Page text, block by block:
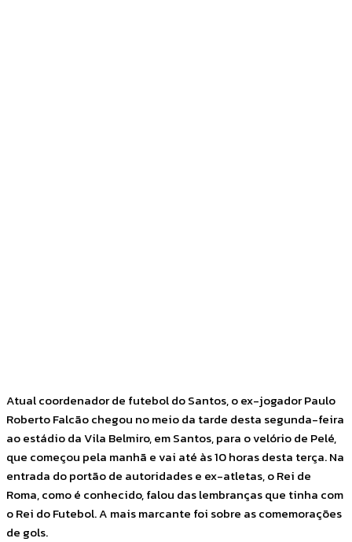
Atual coordenador de futebol do Santos, o ex-jogador Paulo
Roberto Falcão chegou no meio da tarde desta segunda-feira
ao estádio da Vila Belmiro, em Santos, para o velório de Pelé,
que começou pela manhã e vai até às 10 horas desta terça. Na
entrada do portão de autoridades e ex-atletas, o Rei de
Roma, como é conhecido, falou das lembranças que tinha com
o Rei do Futebol. A mais marcante foi sobre as comemorações
de gols.